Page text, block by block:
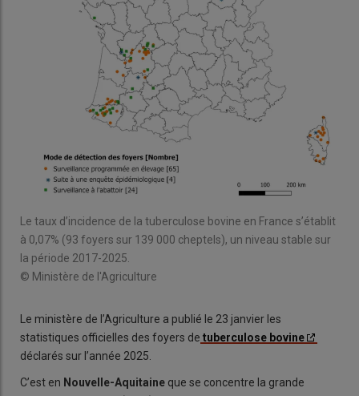
Le taux d’incidence de la tuberculose bovine en France s’établit
à 0,07% (93 foyers sur 139 000 cheptels), un niveau stable sur
la période 2017-2025.
© Ministère de l'Agriculture
Le ministère de l’Agriculture a publié le 23 janvier les
statistiques officielles des foyers de tuberculose bovine
déclarés sur l’année 2025.
C’est en Nouvelle-Aquitaine que se concentre la grande